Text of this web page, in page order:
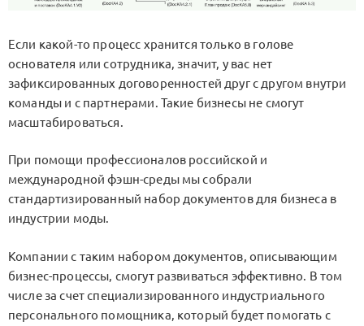
Если какой-то процесс хранится только в голове
основателя или сотрудника, значит, у вас нет
зафиксированных договоренностей друг с другом внутри
команды и с партнерами. Такие бизнесы не смогут
масштабироваться.
При помощи профессионалов российской и
международной фэшн-среды мы собрали
стандартизированный набор документов для бизнеса в
индустрии моды.
Компании с таким набором документов, описывающим
бизнес-процессы, смогут развиваться эффективно. В том
числе за счет специализированного индустриального
персонального помощника, который будет помогать с